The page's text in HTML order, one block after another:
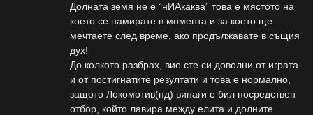
Долната земя не е “нИАкаква” това е мястото на
което се намирате в момента и за което ще
мечтаете след време, ако продължавате в същия
дух!
До колкото разбрах, вие сте си доволни от играта
и от постигнатите резултати и това е нормално,
защото Локомотив(пд) винаги е бил посредствен
отбор, който лавира между елита и долните